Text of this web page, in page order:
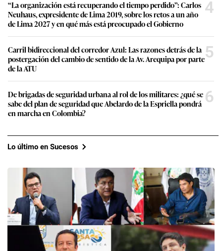
“La organización está recuperando el tiempo perdido”: Carlos
Neuhaus, expresidente de Lima 2019, sobre los retos a un año
de Lima 2027 y en qué más está preocupado el Gobierno
4
Carril bidireccional del corredor Azul: Las razones detrás de la
postergación del cambio de sentido de la Av. Arequipa por parte
de la ATU
5
De brigadas de seguridad urbana al rol de los militares: ¿qué se
sabe del plan de seguridad que Abelardo de la Espriella pondrá
en marcha en Colombia?
6
Lo último en Sucesos